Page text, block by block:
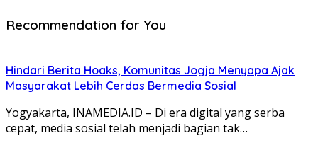
Recommendation for You
Hindari Berita Hoaks, Komunitas Jogja Menyapa Ajak
Masyarakat Lebih Cerdas Bermedia Sosial
Yogyakarta, INAMEDIA.ID – Di era digital yang serba
cepat, media sosial telah menjadi bagian tak…